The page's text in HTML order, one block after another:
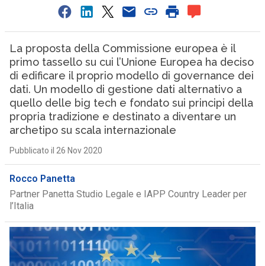
La proposta della Commissione europea è il
primo tassello su cui l’Unione Europea ha deciso
di edificare il proprio modello di governance dei
dati. Un modello di gestione dati alternativo a
quello delle big tech e fondato sui principi della
propria tradizione e destinato a diventare un
archetipo su scala internazionale
Pubblicato il 26 Nov 2020
Rocco Panetta
Partner Panetta Studio Legale e IAPP Country Leader per
l’Italia